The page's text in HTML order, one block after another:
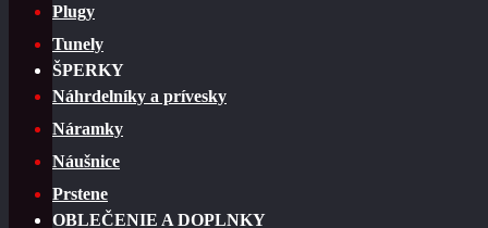
Plugy
Tunely
ŠPERKY
Náhrdelníky a prívesky
Náramky
Náušnice
Prstene
OBLEČENIE A DOPLNKY